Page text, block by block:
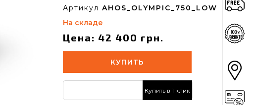
Артикул AHOS_OLYMPIC_750_LOW
На складе
Цена: 42 400 грн.
КУПИТЬ
Купить в 1 клик